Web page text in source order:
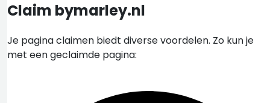
Claim bymarley.nl
Je pagina claimen biedt diverse voordelen. Zo kun je
met een geclaimde pagina: